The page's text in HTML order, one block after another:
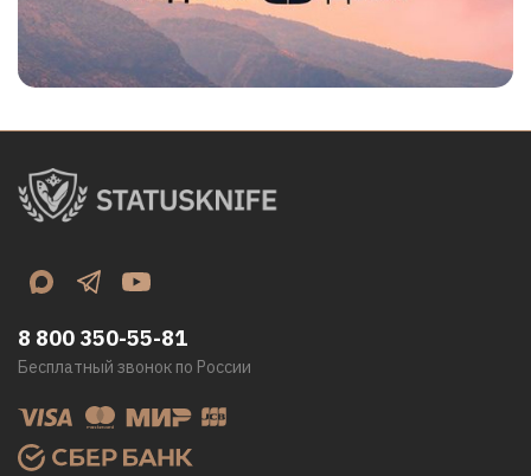
8 800 350-55-81
Бесплатный звонок по России